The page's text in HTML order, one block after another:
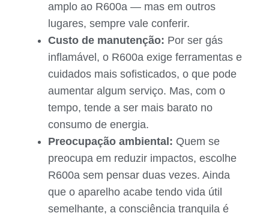
amplo ao R600a — mas em outros
lugares, sempre vale conferir.
Custo de manutenção: Por ser gás
inflamável, o R600a exige ferramentas e
cuidados mais sofisticados, o que pode
aumentar algum serviço. Mas, com o
tempo, tende a ser mais barato no
consumo de energia.
Preocupação ambiental: Quem se
preocupa em reduzir impactos, escolhe
R600a sem pensar duas vezes. Ainda
que o aparelho acabe tendo vida útil
semelhante, a consciência tranquila é